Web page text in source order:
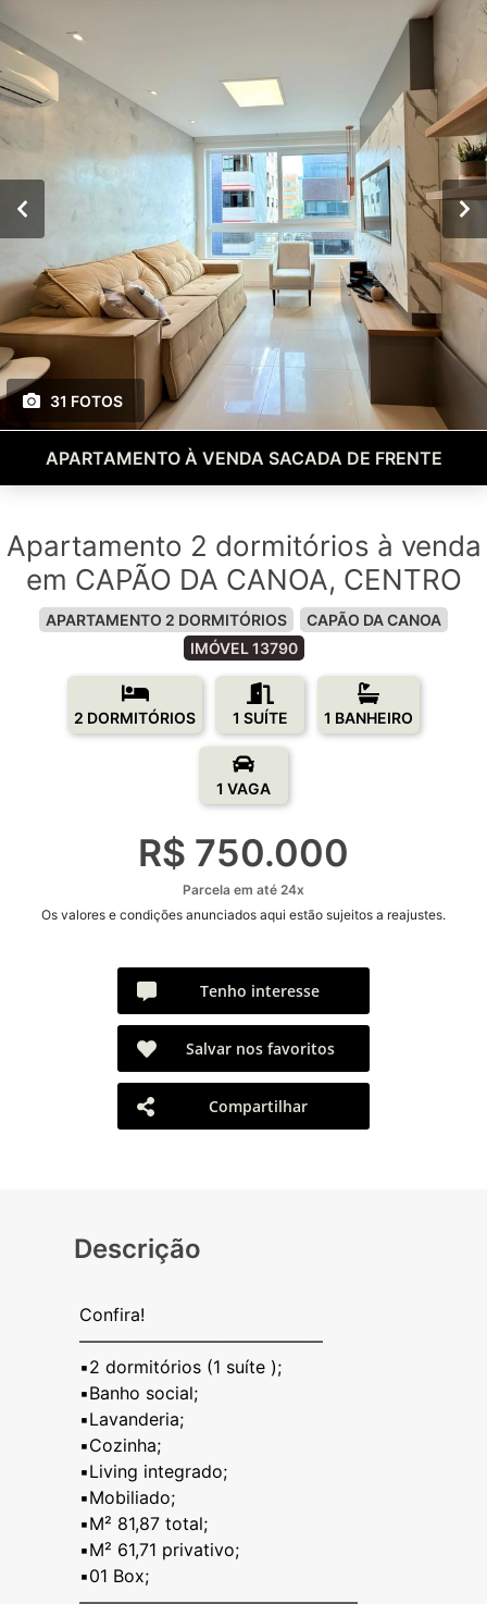
31 FOTOS
APARTAMENTO À VENDA SACADA DE FRENTE
Apartamento 2 dormitórios à venda
em CAPÃO DA CANOA, CENTRO
APARTAMENTO 2 DORMITÓRIOS
CAPÃO DA CANOA
IMÓVEL 13790
2 DORMITÓRIOS 1 SUÍTE 1 BANHEIRO
1 VAGA
R$ 750.000
Parcela em até 24x
Os valores e condições anunciados aqui estão sujeitos a reajustes.
Tenho interesse
Salvar nos favoritos
Compartilhar
Descrição
Confira!
——————————————
▪️2 dormitórios (1 suíte );
▪️Banho social;
▪️Lavanderia;
▪️Cozinha;
▪️Living integrado;
▪️Mobiliado;
▪️M² 81,87 total;
▪️M² 61,71 privativo;
▪️01 Box;